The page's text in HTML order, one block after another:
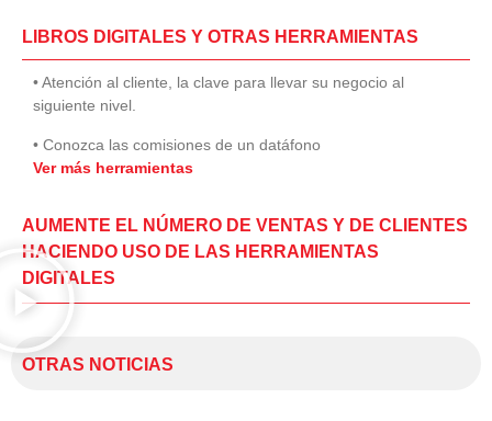
LIBROS DIGITALES Y OTRAS HERRAMIENTAS
• Atención al cliente, la clave para llevar su negocio al
siguiente nivel.
• Conozca las comisiones de un datáfono
Ver más herramientas
AUMENTE EL NÚMERO DE VENTAS Y DE CLIENTES
HACIENDO USO DE LAS HERRAMIENTAS
DIGITALES
OTRAS NOTICIAS